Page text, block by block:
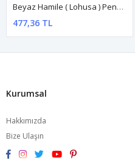
Beyaz Hamile ( Lohusa ) Penye Tayt - 560
477,36 TL
Kurumsal
Hakkımızda
Bize Ulaşın